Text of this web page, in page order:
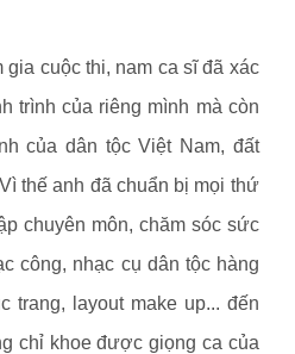
cuộc thi, nam ca sĩ đã xác
trình của riêng mình mà còn
của dân tộc Việt Nam, đất
thế anh đã chuẩn bị mọi thứ
chuyên môn, chăm sóc sức
công, nhạc cụ dân tộc hàng
trang, layout make up... đến
chỉ khoe được giọng ca của